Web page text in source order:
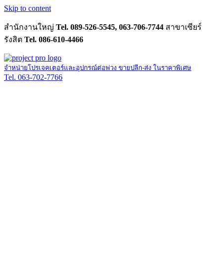
Skip to content
สำนักงานใหญ่ Tel. 089-526-5545, 063-706-7744 สาขาเซียร์
รังสิต Tel. 086-610-4466
จำหน่ายโปรเจคเตอร์และอุปกรณ์ต่อพ่วง ขายปลีก-ส่ง ในราคาพิเศษ
Tel. 063-702-7766